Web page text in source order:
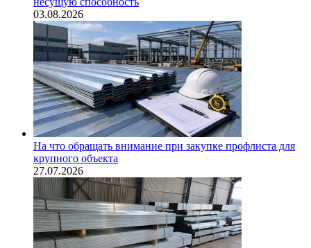
03.08.2026
На что обращать внимание при закупке профлиста для
крупного объекта
27.07.2026